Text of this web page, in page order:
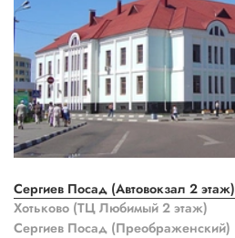
Сергиев Посад (Автовокзал 2 этаж)
Хотьково (ТЦ Любимый 2 этаж)
Сергиев Посад (Преображенский)